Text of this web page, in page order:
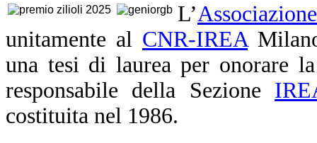
L’
unitamente al CNR-IREA
una tesi di laurea per onorare
responsabile della Sezione
costituita nel 1986.